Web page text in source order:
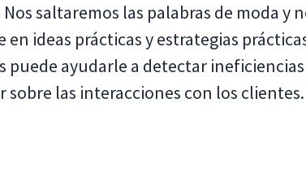
saltaremos las palabras de moda y
ideas prácticas y estrategias
puede ayudarle a detectar
las interacciones con los clientes.